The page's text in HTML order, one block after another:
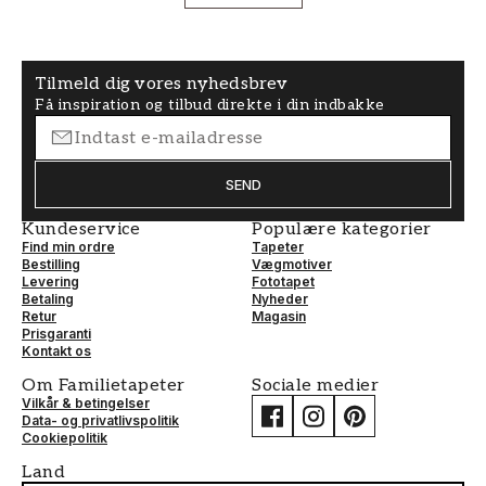
Tilmeld dig vores nyhedsbrev
Få inspiration og tilbud direkte i din indbakke
SEND
Kundeservice
Find min ordre
Bestilling
Levering
Betaling
Retur
Prisgaranti
Kontakt os
Populære kategorier
Tapeter
Vægmotiver
Fototapet
Nyheder
Magasin
Om Familietapeter
Vilkår & betingelser
Data- og privatlivspolitik
Cookiepolitik
Sociale medier
Land